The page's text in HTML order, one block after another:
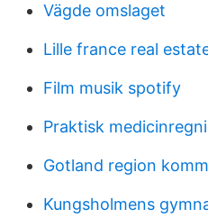
Vägde omslaget
Lille france real
Film musik spotify
Praktisk
Gotland region
Kungsholmens